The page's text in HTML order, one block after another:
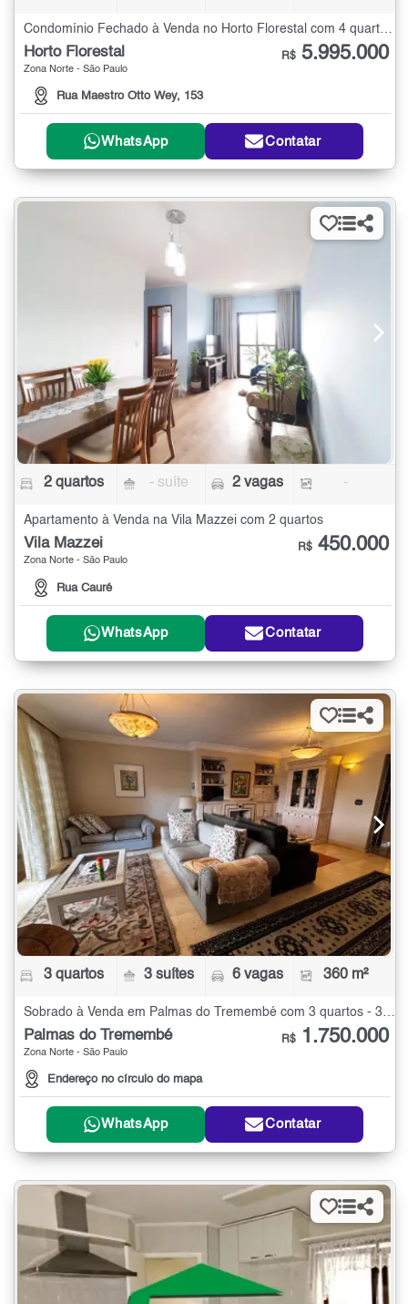
Condomínio Fechado à Venda no Horto Florestal com 4 quartos - 1200 m²
Horto Florestal
Zona Norte - São Paulo
Rua Maestro Otto Wey, 153
R$ 5.995.000
WhatsApp Contatar
2 quartos - suíte 2 vagas -
Apartamento à Venda na Vila Mazzei com 2 quartos
Vila Mazzei
Zona Norte - São Paulo
Rua Cauré
R$ 450.000
WhatsApp Contatar
3 quartos 3 suítes 6 vagas 360 m²
Palmas do Tremembé
Zona Norte - São Paulo
Endereço no círculo do mapa
R$ 1.750.000
WhatsApp Contatar